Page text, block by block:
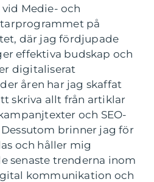
Medie- och
på
där jag fördjupade
effektiva budskap och
digitaliserat
åren har jag skaffat
skriva allt från artiklar
och SEO-
brinner jag för
och håller mig
senaste trenderna inom
kommunikation och